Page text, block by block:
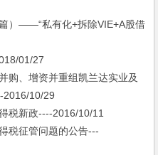
——“私有化+拆除VIE+A股借
01/27
、增资并重组凯兰达实业及
2016/10/29
新政----2016/10/11
征管问题的公告---